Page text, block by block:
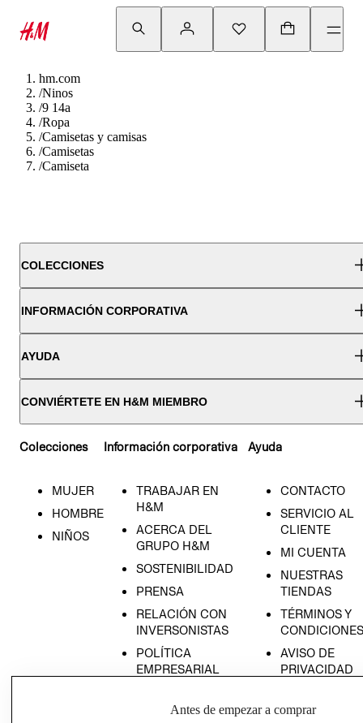
hm.com
/Ninos
/9 14a
/Ropa
/Camisetas y camisas
/Camisetas
/Camiseta
COLECCIONES
INFORMACIÓN CORPORATIVA
AYUDA
CONVIÉRTETE EN H&M MIEMBRO
Colecciones
MUJER
HOMBRE
NIÑOS
Información corporativa
TRABAJAR EN
H&M
ACERCA DEL
GRUPO H&M
SOSTENIBILIDAD
PRENSA
RELACIÓN CON
INVERSONISTAS
POLÍTICA
EMPRESARIAL
Ayuda
CONTACTO
SERVICIO AL
CLIENTE
MI CUENTA
NUESTRAS
TIENDAS
TÉRMINOS Y
CONDICIONES
AVISO DE
PRIVACIDAD
AVISO DE
Antes de empezar a comprar